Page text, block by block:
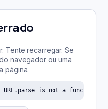
Tente recarregar. Se
navegador ou uma
página.
URL.parse is not a function